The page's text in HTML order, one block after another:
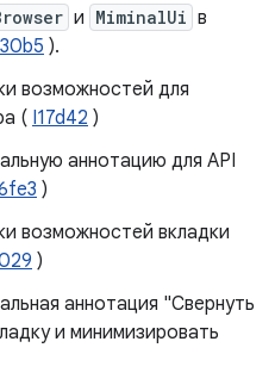
и MiminalUi в
).
возможностей для
( I17d42 )
аннотацию для API
)
возможностей вкладки
)
аннотация "Свернуть
и минимизировать